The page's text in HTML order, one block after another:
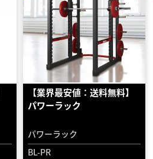
【業界最安値：送料無料】
パワーラック
パワーラック
BL-PR